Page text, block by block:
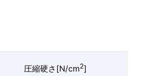
圧縮硬さ[N/cm2]